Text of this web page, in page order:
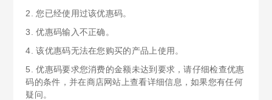
2. 您已经使用过该优惠码。
3. 优惠码输入不正确。
4. 该优惠码无法在您购买的产品上使用。
5. 优惠码要求您消费的金额未达到要求，请仔细检查优惠
码的条件，并在商店网站上查看详细信息，如果您有任何
疑问。